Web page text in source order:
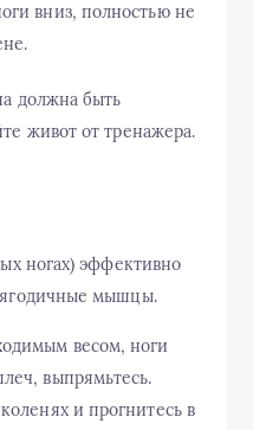
вниз, полностью не
должна быть
живот от тренажера.
ногах) эффективно
ягодичные мышцы.
весом, ноги
выпрямьтесь.
и прогнитесь в